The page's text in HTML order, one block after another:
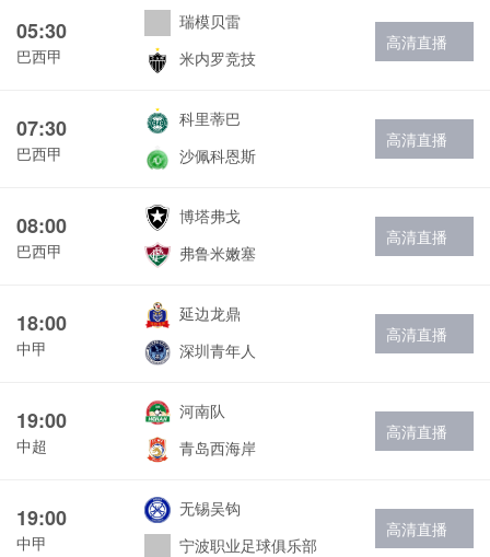
05:30
巴西甲
瑞模贝雷
米内罗竞技
高清直播
07:30
巴西甲
科里蒂巴
沙佩科恩斯
高清直播
08:00
巴西甲
博塔弗戈
弗鲁米嫩塞
高清直播
18:00
中甲
延边龙鼎
深圳青年人
高清直播
19:00
中超
河南队
青岛西海岸
高清直播
19:00
中甲
无锡吴钩
宁波职业足球俱乐部
高清直播